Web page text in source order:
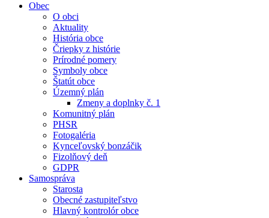
Obec
O obci
Aktuality
História obce
Čriepky z histórie
Prírodné pomery
Symboly obce
Štatút obce
Územný plán
Zmeny a doplnky č. 1
Komunitný plán
PHSR
Fotogaléria
Kynceľovský bonzáčik
Fizolňový deň
GDPR
Samospráva
Starosta
Obecné zastupiteľstvo
Hlavný kontrolór obce